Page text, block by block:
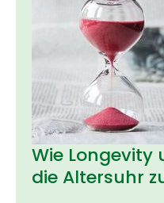
Wie
die Altersuhr